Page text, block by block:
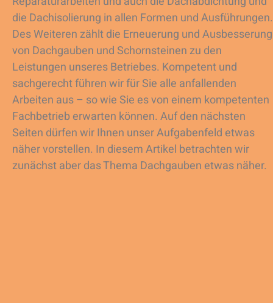
die Dachisolierung in allen Formen und Ausführungen.
Des Weiteren zählt die Erneuerung und Ausbesserung
von Dachgauben und Schornsteinen zu den
Leistungen unseres Betriebes. Kompetent und
sachgerecht führen wir für Sie alle anfallenden
Arbeiten aus – so wie Sie es von einem kompetenten
Fachbetrieb erwarten können. Auf den nächsten
Seiten dürfen wir Ihnen unser Aufgabenfeld etwas
näher vorstellen. In diesem Artikel betrachten wir
zunächst aber das Thema Dachgauben etwas näher.